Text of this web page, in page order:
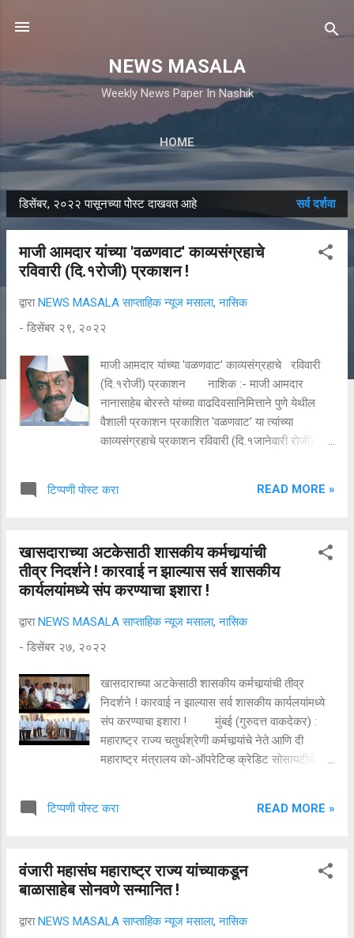
NEWS MASALA
Weekly News Paper In Nashik
HOME
पो
स्ट्स
डिसेंबर, २०२२ पासूनच्या पोेस्ट दाखवत आहे सर्व दर्शवा
माजी आमदार यांच्या 'वळणवाट' काव्यसंग्रहाचे
रविवारी (दि.१रोजी) प्रकाशन !
द्वाराNEWS MASALA साप्ताहिक न्यूज मसाला, नासिक
- डिसेंबर २९, २०२२
माजी आमदार यांच्या 'वळणवाट' काव्यसंग्रहाचे रविवारी
(दि.१रोजी) प्रकाशन नाशिक :- माजी आमदार
नानासाहेब बोरस्ते यांच्या वाढदिवसानिमित्ताने पुणे येथील
वैशाली प्रकाशन प्रकाशित 'वळणवाट' या त्यांच्या
काव्यसंग्रहाचे प्रकाशन रविवारी (दि.१जानेवारी रोजी)
अध्यक्ष प्रा.दिलीप फडके यांच्या अध्यक्षतेखाली प्रकाशन
सरचिटणीस ॲड.नितीन ठाकरे, टीडीएफचे जिल्हाध्यक्ष
प्रा.रवींद्र मोरे, ज्येष्ठ समीक्षक प्रा.डॉ.शंकर बोऱ्हाडे,
संवेदनशील साहित्यिक विवेक उगलमुगले, प्रकाशक विलास
रवींद्र मालुंजकर हे सूत्रसंचालन करणार आहेत.
सोहळ्यास उपस्थित राहण्याचे आवाहन वैशाली प्रकाशन
टिप्पणी पोस्ट करा READ MORE »
खासदाराच्या अटकेसाठी शासकीय कर्मचार्‍यांची
तीव्र निदर्शने ! कारवाई न झाल्यास सर्व शासकीय
कार्यलयांमध्ये संप करण्याचा इशारा !
द्वाराNEWS MASALA साप्ताहिक न्यूज मसाला, नासिक
- डिसेंबर २७, २०२२
खासदाराच्या अटकेसाठी शासकीय कर्मचार्‍यांची तीव्र
निदर्शने ! कारवाई न झाल्यास सर्व शासकीय कार्यलयांमध्ये
संप करण्याचा इशारा ! मुंबई (गुरुदत्त वाकदेकर) :
महाराष्ट्र राज्य चतुर्थश्रेणी कर्मचार्‍यांचे नेते आणि दी
महाराष्ट्र मंत्रालय को-ऑपरेटिव्ह क्रेडिट सोसायटीचे
गळा दाबून ठार करण्याचा कट करणारे व वरिष्ठ महिला
अडसूळ यांना त्वरित अटक करावी, या मागणीसाठी
महाराष्ट्र राज्यातील सर्व कार्यालयांमध्ये तृतीयश्रेणी,
निदर्शने केली. यानंतरही कारवाई न झाल्यास मात्र सर्व
टिप्पणी पोस्ट करा READ MORE »
वंजारी महासंघ महाराष्ट्र राज्य यांच्याकडून
बाळासाहेब सोनवणे सन्मानित !
द्वाराNEWS MASALA साप्ताहिक न्यूज मसाला, नासिक